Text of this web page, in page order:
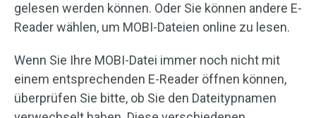
gelesen werden können. Oder Sie können andere E-
Reader wählen, um MOBI-Dateien online zu lesen.
Wenn Sie Ihre MOBI-Datei immer noch nicht mit
einem entsprechenden E-Reader öffnen können,
überprüfen Sie bitte, ob Sie den Dateitypnamen